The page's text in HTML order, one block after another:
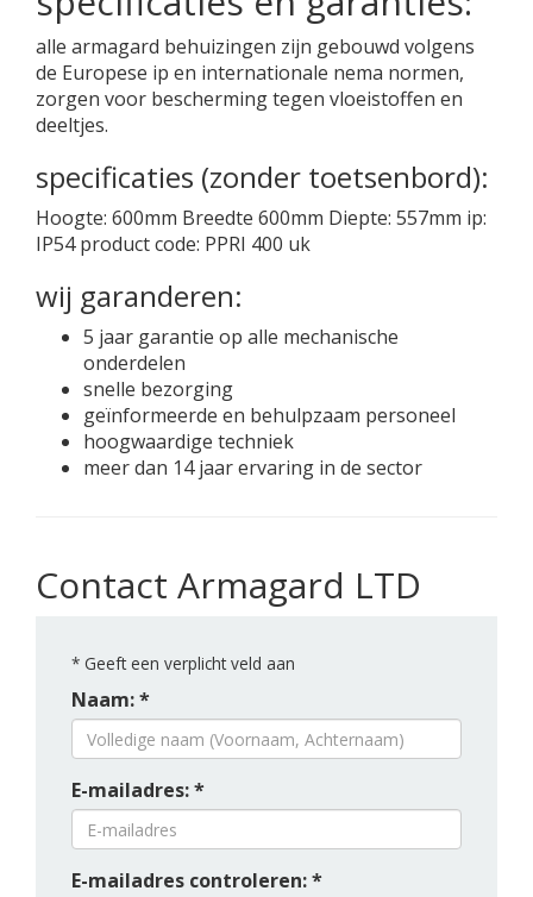
alle armagard behuizingen zijn gebouwd volgens
de Europese ip en internationale nema normen,
zorgen voor bescherming tegen vloeistoffen en
deeltjes.
specificaties (zonder toetsenbord):
Hoogte: 600mm Breedte 600mm Diepte: 557mm ip:
IP54 product code: PPRI 400 uk
wij garanderen:
5 jaar garantie op alle mechanische
onderdelen
snelle bezorging
geïnformeerde en behulpzaam personeel
hoogwaardige techniek
meer dan 14 jaar ervaring in de sector
Contact Armagard LTD
* Geeft een verplicht veld aan
Naam: *
E-mailadres: *
E-mailadres controleren: *